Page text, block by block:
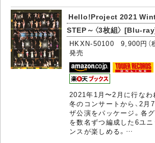
Hello!Project 2021
STEP～〈3枚組〉 [Blu-
HKXN-50100 9,900円（
発売
2021年1月〜2月に行なわ
冬のコンサートから、2月
ザ公演をパッケージ。各
を数名ずつ編成した6ユ
ンスが楽しめる。…